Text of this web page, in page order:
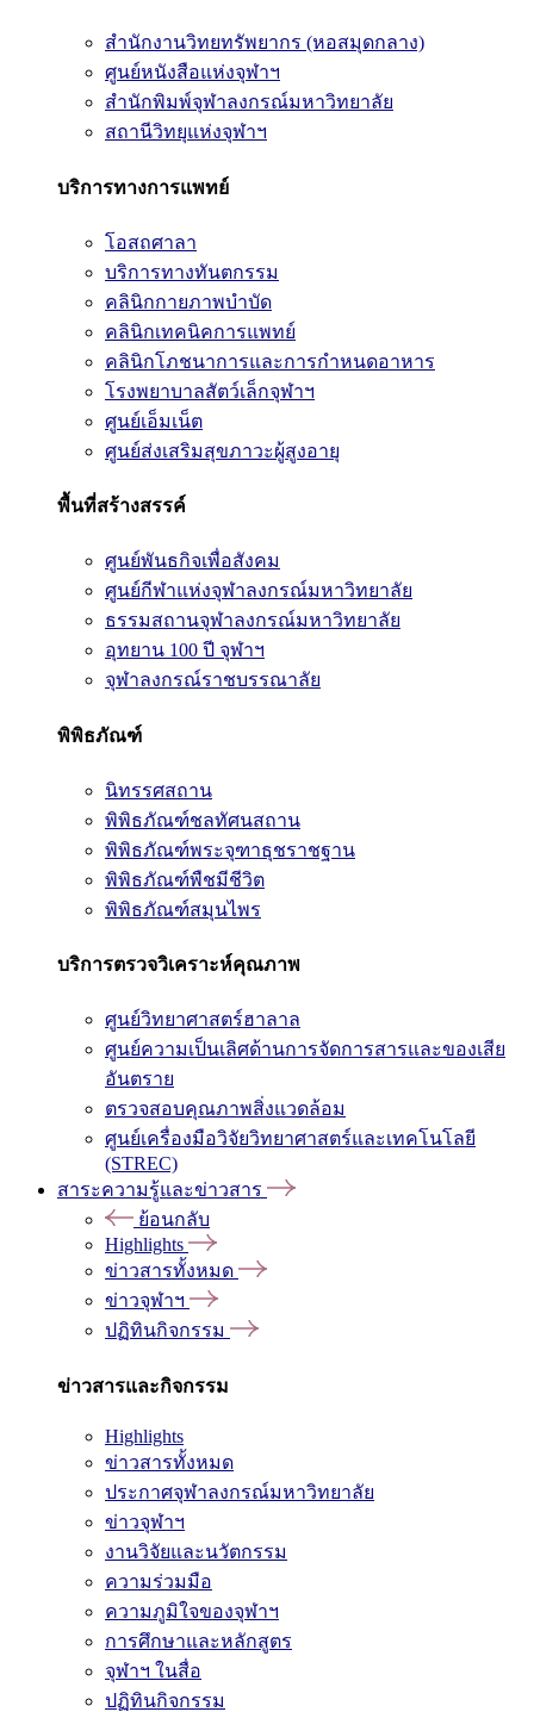
สำนักงานวิทยทรัพยากร (หอสมุดกลาง)
ศูนย์หนังสือแห่งจุฬาฯ
สำนักพิมพ์จุฬาลงกรณ์มหาวิทยาลัย
สถานีวิทยุแห่งจุฬาฯ
บริการทางการแพทย์
โอสถศาลา
บริการทางทันตกรรม
คลินิกกายภาพบำบัด
คลินิกเทคนิคการแพทย์
คลินิกโภชนาการและการกำหนดอาหาร
โรงพยาบาลสัตว์เล็กจุฬาฯ
ศูนย์เอ็มเน็ต
ศูนย์ส่งเสริมสุขภาวะผู้สูงอายุ
พื้นที่สร้างสรรค์
ศูนย์พันธกิจเพื่อสังคม
ศูนย์กีฬาแห่งจุฬาลงกรณ์มหาวิทยาลัย
ธรรมสถานจุฬาลงกรณ์มหาวิทยาลัย
อุทยาน 100 ปี จุฬาฯ
จุฬาลงกรณ์ราชบรรณาลัย
พิพิธภัณฑ์
นิทรรศสถาน
พิพิธภัณฑ์ชลทัศนสถาน
พิพิธภัณฑ์พระจุฑาธุชราชฐาน
พิพิธภัณฑ์พืชมีชีวิต
พิพิธภัณฑ์สมุนไพร
บริการตรวจวิเคราะห์คุณภาพ
ศูนย์วิทยาศาสตร์ฮาลาล
ศูนย์ความเป็นเลิศด้านการจัดการสารและของเสีย
อันตราย
ตรวจสอบคุณภาพสิ่งแวดล้อม
ศูนย์เครื่องมือวิจัยวิทยาศาสตร์และเทคโนโลยี
(STREC)
สาระความรู้และข่าวสาร
ย้อนกลับ
Highlights
ข่าวสารทั้งหมด
ข่าวจุฬาฯ
ปฏิทินกิจกรรม
ข่าวสารและกิจกรรม
Highlights
ข่าวสารทั้งหมด
ประกาศจุฬาลงกรณ์มหาวิทยาลัย
ข่าวจุฬาฯ
งานวิจัยและนวัตกรรม
ความร่วมมือ
ความภูมิใจของจุฬาฯ
การศึกษาและหลักสูตร
จุฬาฯ ในสื่อ
ปฏิทินกิจกรรม